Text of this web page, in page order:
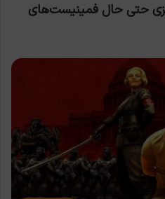
حتی حال فمینیست‌های